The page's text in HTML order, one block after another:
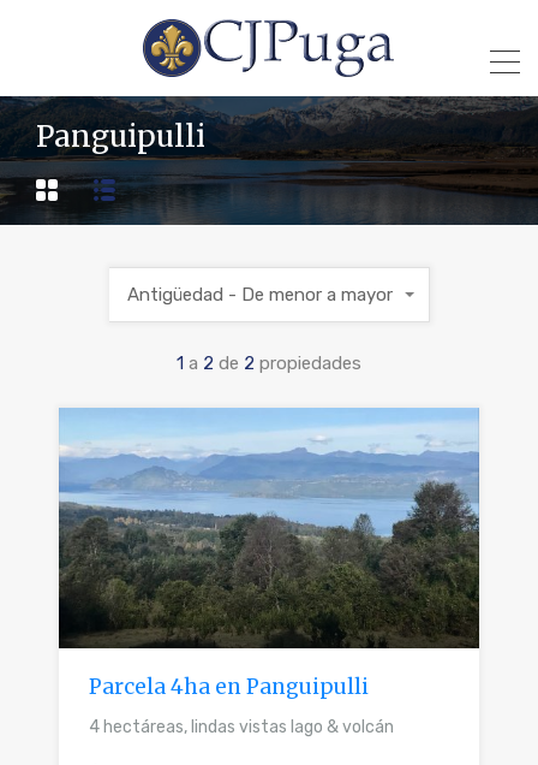
Panguipulli
1 a 2 de 2 propiedades
Antigüedad - De menor a mayor
Parcela 4ha en Panguipulli
4 hectáreas, lindas vistas lago & volcán